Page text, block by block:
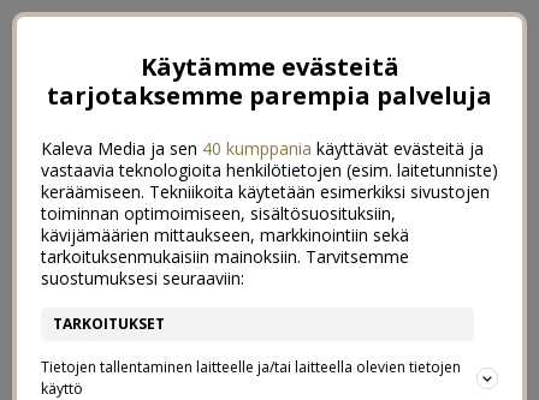
Käytämme evästeitä
tarjotaksemme parempia palveluja
Kaleva Media ja sen 40 kumppania käyttävät evästeitä ja
vastaavia teknologioita henkilötietojen (esim. laitetunniste)
keräämiseen. Tekniikoita käytetään esimerkiksi sivustojen
toiminnan optimoimiseen, sisältösuosituksiin,
kävijämäärien mittaukseen, markkinointiin sekä
tarkoituksenmukaisiin mainoksiin. Tarvitsemme
suostumuksesi seuraaviin:
TARKOITUKSET
Tietojen tallentaminen laitteelle ja/tai laitteella olevien tietojen
käyttö